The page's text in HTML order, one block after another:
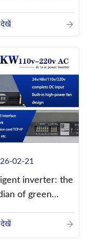
(DC) into
current
देखें
02-21
inverter: the
of green
देखें